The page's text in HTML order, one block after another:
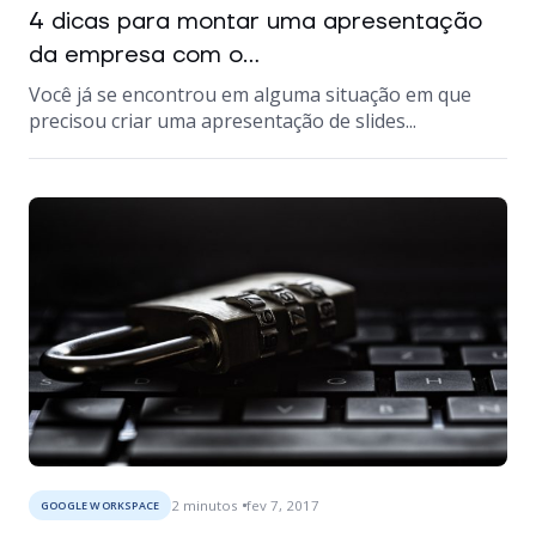
4 dicas para montar uma apresentação
da empresa com o...
Você já se encontrou em alguma situação em que
precisou criar uma apresentação de slides...
GOOGLE WORKSPACE 2 minutos fev 7, 2017